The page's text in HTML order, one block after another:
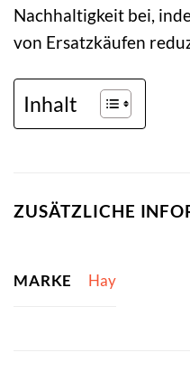
Nachhaltigkeit bei,
von Ersatzkäufen
Inhalt
ZUSÄTZLICHE
MARKE Hay